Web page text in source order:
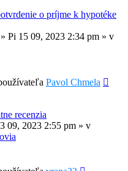
o príjme k hypotéke
» Pi 15 09, 2023 2:34 pm » v
Pavol Chmela
recenzia
09, 2023 2:55 pm » v